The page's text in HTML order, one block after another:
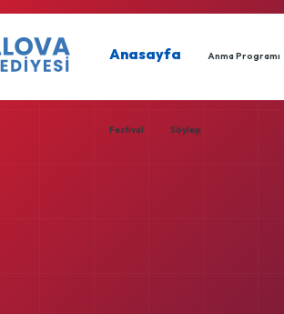
Anasayfa Anma Programı
Festival Söyleşi